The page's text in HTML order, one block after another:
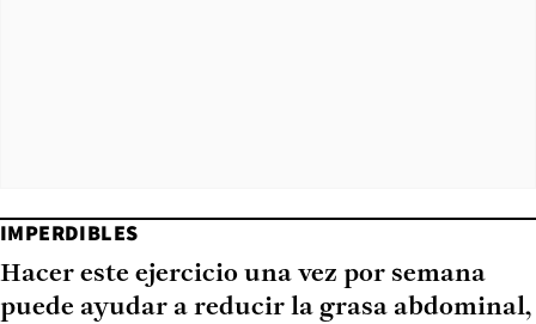
IMPERDIBLES
Hacer este ejercicio una vez por semana
puede ayudar a reducir la grasa abdominal,